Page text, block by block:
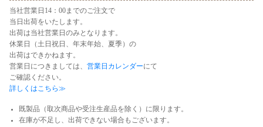
当社営業日14：00までのご注文で
当日出荷をいたします。
出荷は当社営業日のみとなります。
休業日（土日祝日、年末年始、夏季）の
出荷はできかねます。
営業日につきましては、 営業日カレンダーにて
ご確認ください。
詳しくはこちら≫
既製品（取次商品や受注生産品を除く）に限ります。
在庫が不足し、出荷できない場合もございます。